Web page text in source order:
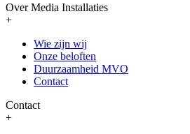
Over Media Installaties
+
Wie zijn wij
Onze beloften
Duurzaamheid MVO
Contact
Contact
+